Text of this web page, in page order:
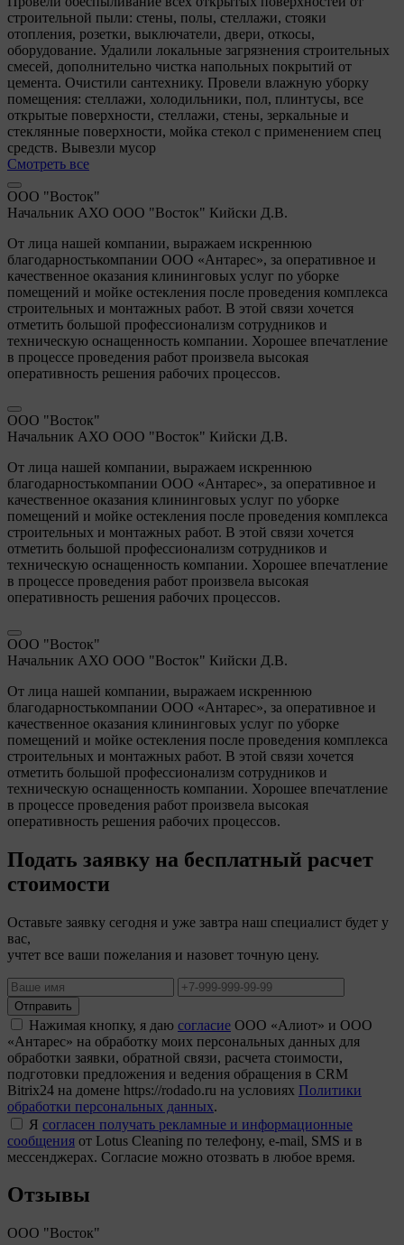
строительной пыли: стены, полы, стеллажи, стояки
отопления, розетки, выключатели, двери, откосы,
оборудование. Удалили локальные загрязнения строительных
смесей, дополнительно чистка напольных покрытий от
цемента. Очистили сантехнику. Провели влажную уборку
помещения: стеллажи, холодильники, пол, плинтусы, все
открытые поверхности, стеллажи, стены, зеркальные и
стеклянные поверхности, мойка стекол с применением спец
средств. Вывезли мусор
Смотреть все
ООО "Восток"
Начальник АХО ООО "Восток" Кийски Д.В.
От лица нашей компании, выражаем искреннюю
благодарностькомпании ООО «Антарес», за оперативное и
качественное оказания клининговых услуг по уборке
помещений и мойке остекления после проведения комплекса
строительных и монтажных работ. В этой связи хочется
отметить большой профессионализм сотрудников и
техническую оснащенность компании. Хорошее впечатление
в процессе проведения работ произвела высокая
оперативность решения рабочих процессов.
ООО "Восток"
Начальник АХО ООО "Восток" Кийски Д.В.
От лица нашей компании, выражаем искреннюю
благодарностькомпании ООО «Антарес», за оперативное и
качественное оказания клининговых услуг по уборке
помещений и мойке остекления после проведения комплекса
строительных и монтажных работ. В этой связи хочется
отметить большой профессионализм сотрудников и
техническую оснащенность компании. Хорошее впечатление
в процессе проведения работ произвела высокая
оперативность решения рабочих процессов.
ООО "Восток"
Начальник АХО ООО "Восток" Кийски Д.В.
От лица нашей компании, выражаем искреннюю
благодарностькомпании ООО «Антарес», за оперативное и
качественное оказания клининговых услуг по уборке
помещений и мойке остекления после проведения комплекса
строительных и монтажных работ. В этой связи хочется
отметить большой профессионализм сотрудников и
техническую оснащенность компании. Хорошее впечатление
в процессе проведения работ произвела высокая
оперативность решения рабочих процессов.
Подать заявку на бесплатный расчет
стоимости
Оставьте заявку сегодня и уже завтра наш специалист будет у
вас,
учтет все ваши пожелания и назовет точную цену.
Отправить
Нажимая кнопку, я даю согласие ООО «Алиот» и ООО
«Антарес» на обработку моих персональных данных для
обработки заявки, обратной связи, расчета стоимости,
подготовки предложения и ведения обращения в CRM
Bitrix24 на домене https://rodado.ru на условиях Политики
обработки персональных данных.
Я согласен получать рекламные и информационные
сообщения от Lotus Cleaning по телефону, e-mail, SMS и в
мессенджерах. Согласие можно отозвать в любое время.
Отзывы
ООО "Восток"